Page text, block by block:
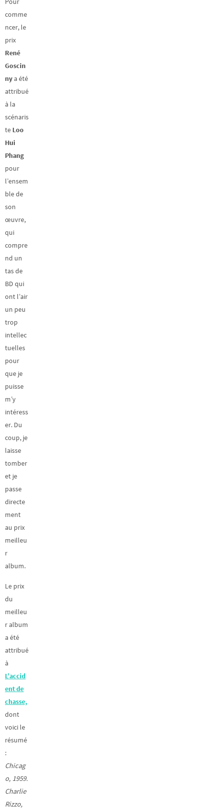
comme
ncer, le
prix
René
Goscin
ny a été
attribué
à la
scénaris
te Loo
Hui
Phang
pour
l’ensem
ble de
son
œuvre,
qui
compre
nd un
tas de
BD qui
ont l’air
un peu
trop
intellec
tuelles
pour
que je
puisse
m’y
intéress
er. Du
coup, je
laisse
tomber
et je
passe
directe
ment
au prix
meilleu
r
album.
Le prix
du
meilleu
r album
a été
attribué
à
L’accid
ent de
chasse,
dont
voici le
résumé
:
Chicag
o, 1959.
Charlie
Rizzo,